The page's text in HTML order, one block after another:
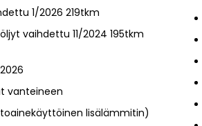
1/2026 219tkm
vaihdettu 11/2024 195tkm
vanteineen
lisälämmitin)